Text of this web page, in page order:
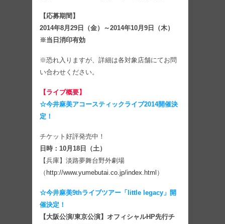
【応募期間】
2014年8月29日（金）～2014年10月9日（木）
※当日消印有効
※恐れ入りますが、詳細は各対象店舗にてお問
い合わせください。
【ライブ概要】
☆今井麻美アコースティックライブ2014開催決
定！
チケット好評発売中！
日時：10月18日（土）
【兵庫】淡路夢舞台野外劇場
（ http://www.yumebutai.co.jp/index.html ）
☆今井麻美9thライブツアー「little legacy」開
催決定！
【大阪公演/東京公演】オフィシャルHP先行チ